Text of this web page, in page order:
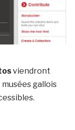
viendront
gallois